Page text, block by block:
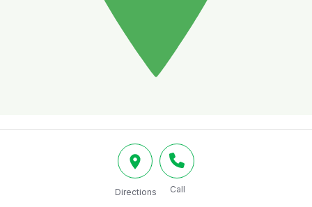
Directions Call